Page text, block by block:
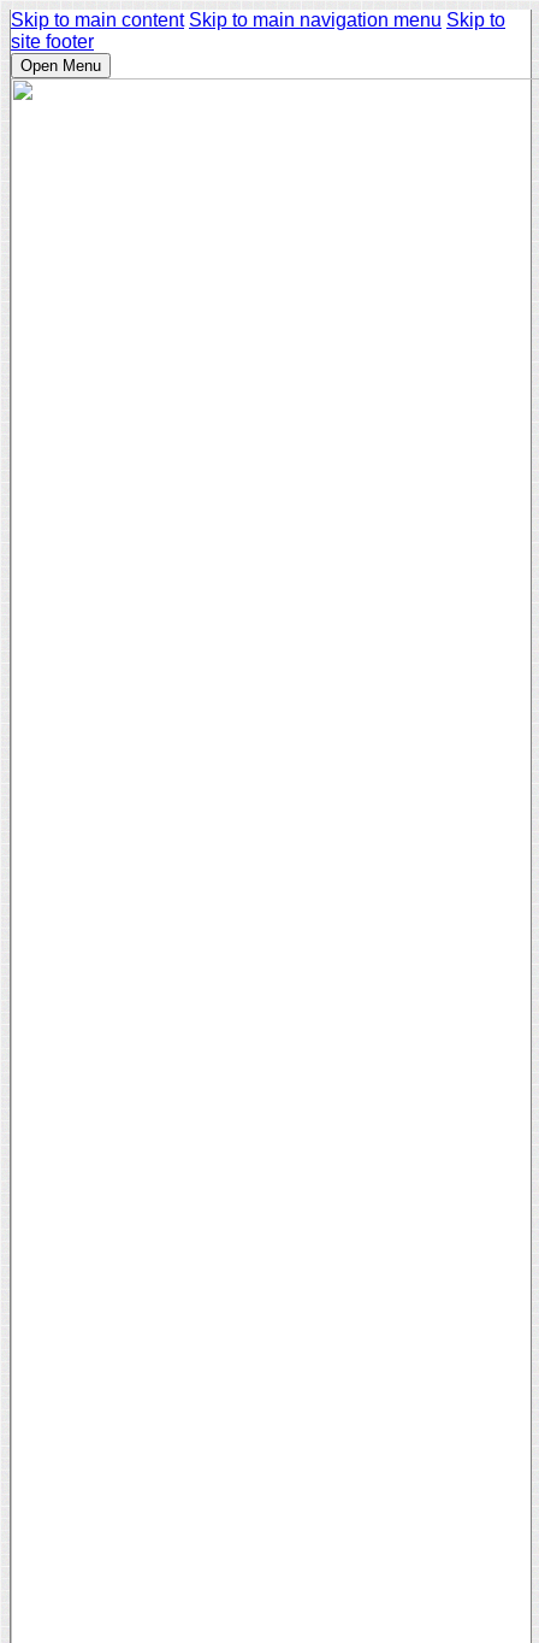
Skip to main content Skip to main navigation menu Skip to
site footer
Open Menu